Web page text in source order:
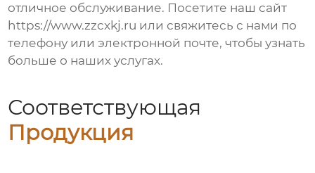
отличное обслуживание. Посетите наш сайт
https://www.zzcxkj.ru или свяжитесь с нами по
телефону или электронной почте, чтобы узнать
больше о наших услугах.
Соответствующая
Продукция